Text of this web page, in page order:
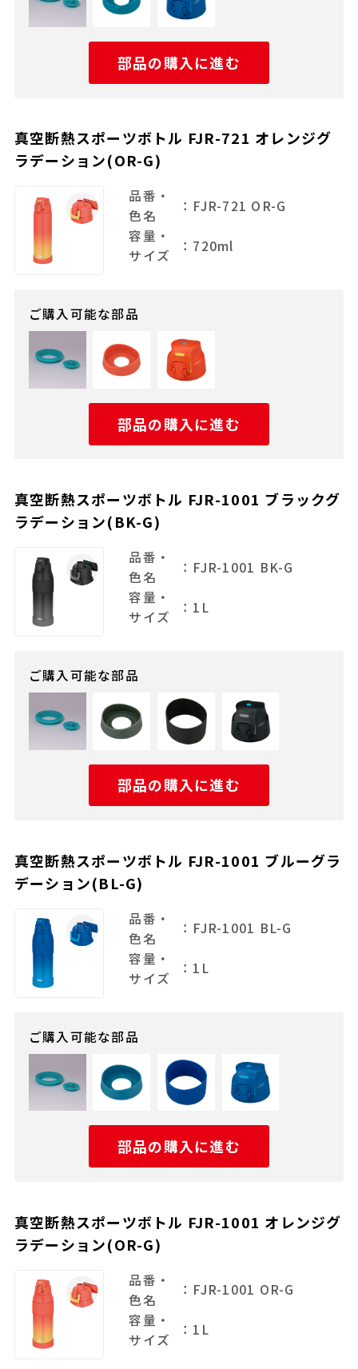
部品の購入に進む
真空断熱スポーツボトル FJR-721 オレンジグ
ラデーション(OR-G)
品番・
色名
：FJR-721 OR-G
容量・
サイズ
：720ml
ご購入可能な部品
部品の購入に進む
真空断熱スポーツボトル FJR-1001 ブラックグ
ラデーション(BK-G)
品番・
色名
：FJR-1001 BK-G
容量・
サイズ
：1L
ご購入可能な部品
部品の購入に進む
真空断熱スポーツボトル FJR-1001 ブルーグラ
デーション(BL-G)
品番・
色名
：FJR-1001 BL-G
容量・
サイズ
：1L
ご購入可能な部品
部品の購入に進む
真空断熱スポーツボトル FJR-1001 オレンジグ
ラデーション(OR-G)
品番・
色名
：FJR-1001 OR-G
容量・
サイズ
：1L